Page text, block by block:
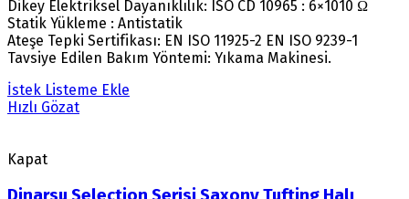
Dikey Elektriksel Dayanıklılık: ISO CD 10965 : 6×1010 Ω
Statik Yükleme : Antistatik
Ateşe Tepki Sertifikası: EN ISO 11925-2 EN ISO 9239-1
Tavsiye Edilen Bakım Yöntemi: Yıkama Makinesi.
İstek Listeme Ekle
Hızlı Gözat
Kapat